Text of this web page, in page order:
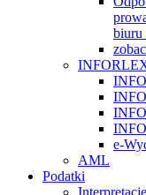
biuru
e-
AML
Podatki